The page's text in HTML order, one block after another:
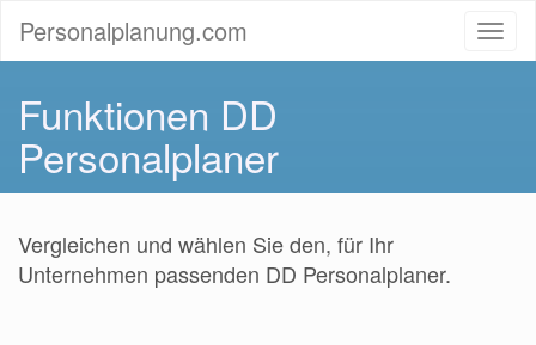
Personalplanung.com
Funktionen DD
Personalplaner
Vergleichen und wählen Sie den, für Ihr
Unternehmen passenden DD Personalplaner.